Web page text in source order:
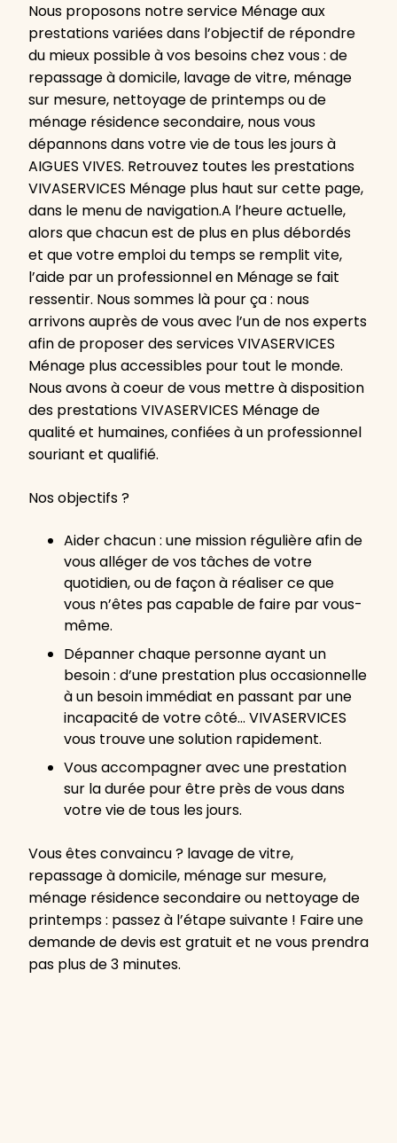
Nous proposons notre service Ménage aux
prestations variées dans l’objectif de répondre
du mieux possible à vos besoins chez vous : de
repassage à domicile, lavage de vitre, ménage
sur mesure, nettoyage de printemps ou de
ménage résidence secondaire, nous vous
dépannons dans votre vie de tous les jours à
AIGUES VIVES. Retrouvez toutes les prestations
VIVASERVICES Ménage plus haut sur cette page,
dans le menu de navigation.A l’heure actuelle,
alors que chacun est de plus en plus débordés
et que votre emploi du temps se remplit vite,
l’aide par un professionnel en Ménage se fait
ressentir. Nous sommes là pour ça : nous
arrivons auprès de vous avec l’un de nos experts
afin de proposer des services VIVASERVICES
Ménage plus accessibles pour tout le monde.
Nous avons à coeur de vous mettre à disposition
des prestations VIVASERVICES Ménage de
qualité et humaines, confiées à un professionnel
souriant et qualifié.
Nos objectifs ?
Aider chacun : une mission régulière afin de
vous alléger de vos tâches de votre
quotidien, ou de façon à réaliser ce que
vous n’êtes pas capable de faire par vous-
même.
Dépanner chaque personne ayant un
besoin : d’une prestation plus occasionnelle
à un besoin immédiat en passant par une
incapacité de votre côté… VIVASERVICES
vous trouve une solution rapidement.
Vous accompagner avec une prestation
sur la durée pour être près de vous dans
votre vie de tous les jours.
Vous êtes convaincu ? lavage de vitre,
repassage à domicile, ménage sur mesure,
ménage résidence secondaire ou nettoyage de
printemps : passez à l’étape suivante ! Faire une
demande de devis est gratuit et ne vous prendra
pas plus de 3 minutes.